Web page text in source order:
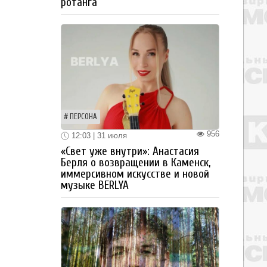
ПЕРСОНА
956
12:03 | 31 июля
«Свет уже внутри»: Анастасия
Берля о возвращении в Каменск,
иммерсивном искусстве и новой
музыке BERLYA